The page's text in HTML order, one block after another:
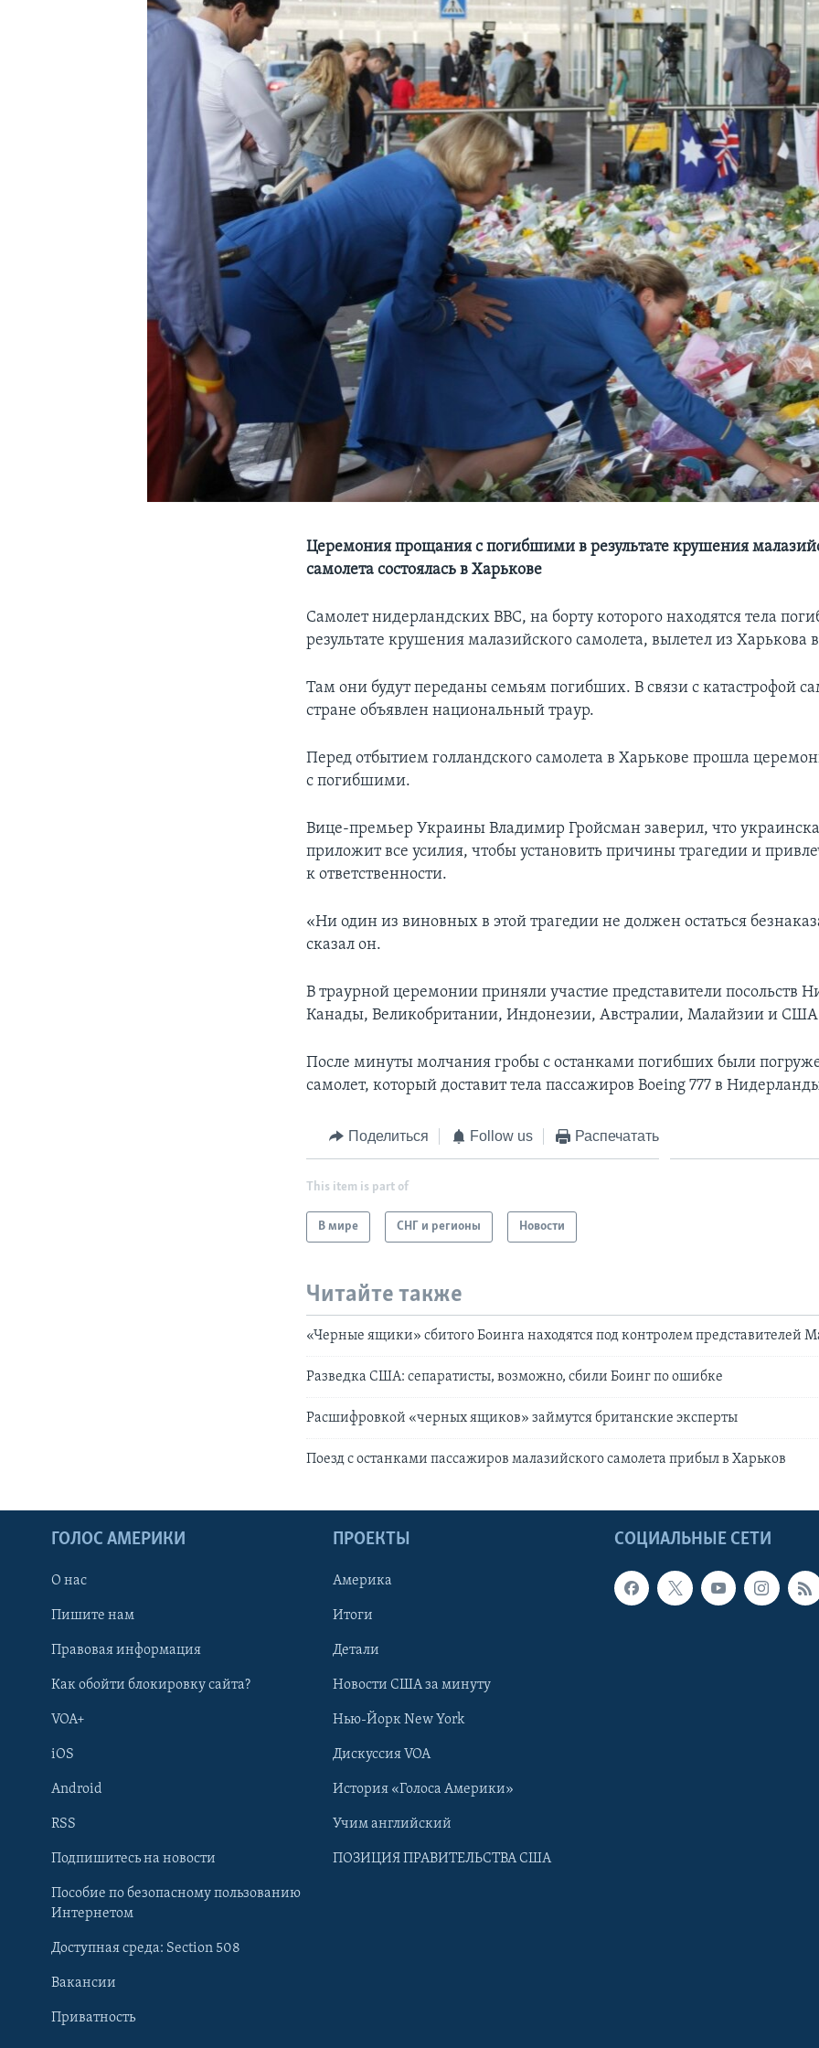
Learning English
Языки
Церемония прощания с погибшими в результате крушения
самолета состоялась в Харькове
Самолет нидерландских ВВС, на борту которого находятся тела
результате крушения малазийского самолета, вылетел из Харькова
Там они будут переданы семьям погибших. В связи с катастрофой
стране объявлен национальный траур.
Перед отбытием голландского самолета в Харькове прошла
с погибшими.
Вице-премьер Украины Владимир Гройсман заверил, что
приложит все усилия, чтобы установить причины трагедии и
к ответственности.
«Ни один из виновных в этой трагедии не должен остаться
сказал он.
В траурной церемонии приняли участие представители посольств
Канады, Великобритании, Индонезии, Австралии, Малайзии и
После минуты молчания гробы с останками погибших были
самолет, который доставит тела пассажиров Boeing 777 в
Поделиться Follow us Распечатать
This item is part of
В мире СНГ и регионы Новости
Читайте также
«Черные ящики» сбитого Боинга находятся под контролем представителей
Разведка США: сепаратисты, возможно, сбили Боинг по ошибке
Расшифровкой «черных ящиков» займутся британские эксперты
Поезд с останками пассажиров малазийского самолета прибыл в Харьков
СОЦИАЛЬНЫЕ СЕТИ
ГОЛОС АМЕРИКИ
О нас
Пишите нам
Правовая информация
Как обойти блокировку сайта?
VOA+
iOS
Android
RSS
Подпишитесь на новости
Пособие по безопасному пользованию
Интернетом
Доступная среда: Section 508
Вакансии
Приватность
ПРОЕКТЫ
Америка
Итоги
Детали
Новости США за минуту
Нью-Йорк New York
Дискуссия VOA
История «Голоса Америки»
Учим английский
ПОЗИЦИЯ ПРАВИТЕЛЬСТВА США